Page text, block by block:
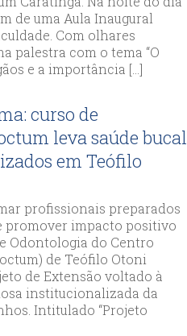
de uma Aula Inaugural
Com olhares
palestra com o tema “O
e a importância […]
curso de
leva saúde bucal
em Teófilo
profissionais preparados
promover impacto positivo
Odontologia do Centro
de Teófilo Otoni
de Extensão voltado à
institucionalizada da
Intitulado “Projeto